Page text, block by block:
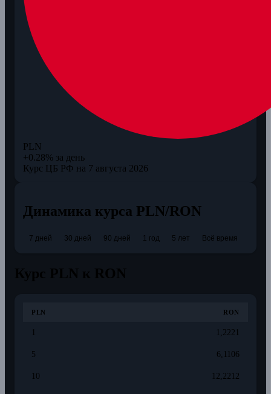
PLN
+0.28% за день
Курс ЦБ РФ на 7 августа 2026
Динамика курса PLN/RON
7 дней 30 дней 90 дней 1 год 5 лет Всё время
PLN RON
1 1,2221
5 6,1106
10 12,2212